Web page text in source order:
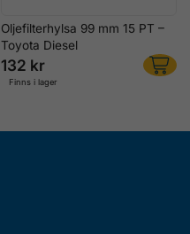
Oljefilterhylsa 99 mm 15 PT –
Toyota Diesel
132 kr
Finns i lager